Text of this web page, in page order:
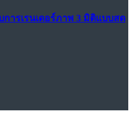
การเรนเดอร์ภาพ 3 มิติแบบสด